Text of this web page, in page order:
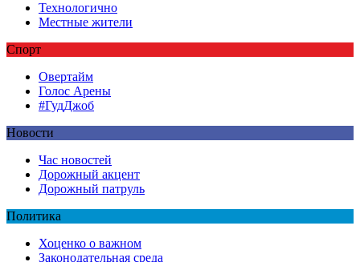
Технологично
Местные жители
Спорт
Овертайм
Голос Арены
#ГудДжоб
Новости
Час новостей
Дорожный акцент
Дорожный патруль
Политика
Хоценко о важном
Законодательная среда